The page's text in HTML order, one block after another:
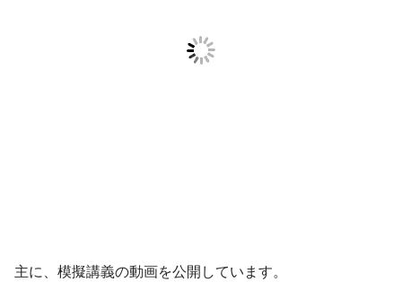
主に、模擬講義の動画を公開しています。